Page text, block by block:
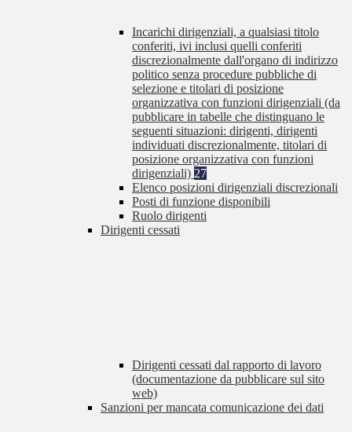
Incarichi dirigenziali, a qualsiasi titolo
conferiti, ivi inclusi quelli conferiti
discrezionalmente dall'organo di indirizzo
politico senza procedure pubbliche di
selezione e titolari di posizione
organizzativa con funzioni dirigenziali (da
pubblicare in tabelle che distinguano le
seguenti situazioni: dirigenti, dirigenti
individuati discrezionalmente, titolari di
posizione organizzativa con funzioni
dirigenziali) 27
Elenco posizioni dirigenziali discrezionali
Posti di funzione disponibili
Ruolo dirigenti
Dirigenti cessati
Dirigenti cessati dal rapporto di lavoro
(documentazione da pubblicare sul sito
web)
Sanzioni per mancata comunicazione dei dati